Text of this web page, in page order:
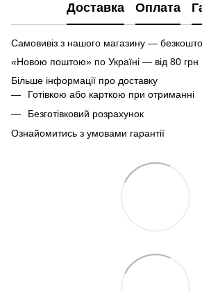
Доставка Оплата
Самовивіз з нашого магазину —
«Новою поштою» по Україні — від 80 грн
Більше інформації про доставку
Готівкою або карткою при отриманні
Безготівковий розрахунок
Ознайомитись з умовами гарантії